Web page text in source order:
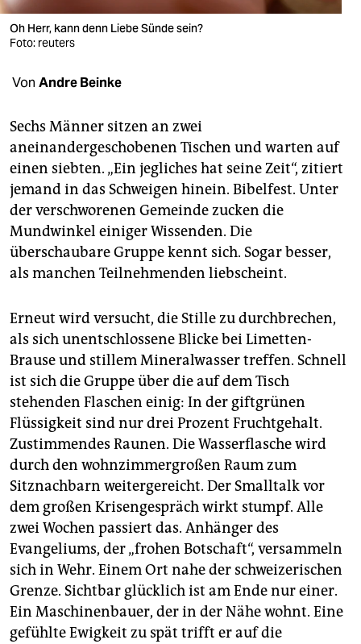
verlag
verlag
veranstaltungen
fragen & hilfe
unterstützen
abo
genossenschaft
epaper login
Oh Herr, kann denn Liebe Sünde sein?
Foto: reuters
Von Andre Beinke
Sechs Männer sitzen an zwei
aneinandergeschobenen Tischen und warten auf
einen siebten. „Ein jegliches hat seine Zeit“, zitiert
jemand in das Schweigen hinein. Bibelfest. Unter
der verschworenen Gemeinde zucken die
Mundwinkel einiger Wissenden. Die
überschaubare Gruppe kennt sich. Sogar besser,
als manchen Teilnehmenden liebscheint.
Erneut wird versucht, die Stille zu durchbrechen,
als sich unentschlossene Blicke bei Limetten-
Brause und stillem Mineralwasser treffen. Schnell
ist sich die Gruppe über die auf dem Tisch
stehenden Flaschen einig: In der giftgrünen
Flüssigkeit sind nur drei Prozent Fruchtgehalt.
Zustimmendes Raunen. Die Wasserflasche wird
durch den wohnzimmergroßen Raum zum
Sitznachbarn weitergereicht. Der Smalltalk vor
dem großen Krisengespräch wirkt stumpf. Alle
zwei Wochen passiert das. Anhänger des
Evangeliums, der „frohen Botschaft“, versammeln
sich in Wehr. Einem Ort nahe der schweizerischen
Grenze. Sichtbar glücklich ist am Ende nur einer.
Ein Maschinenbauer, der in der Nähe wohnt. Eine
gefühlte Ewigkeit zu spät trifft er auf die